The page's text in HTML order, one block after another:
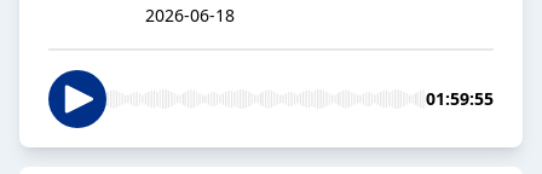
2026-06-18
01:59:55